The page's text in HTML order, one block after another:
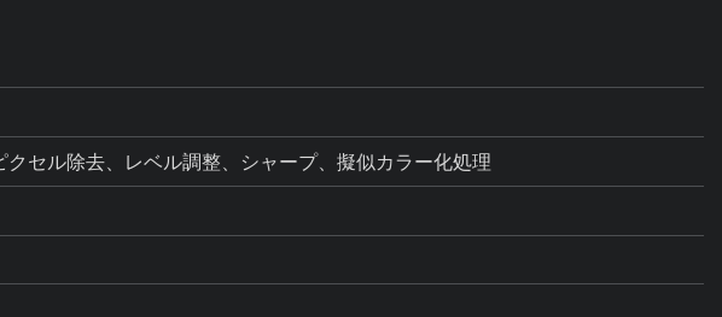
セル除去、レベル調整、シャープ、擬似カラー化処理